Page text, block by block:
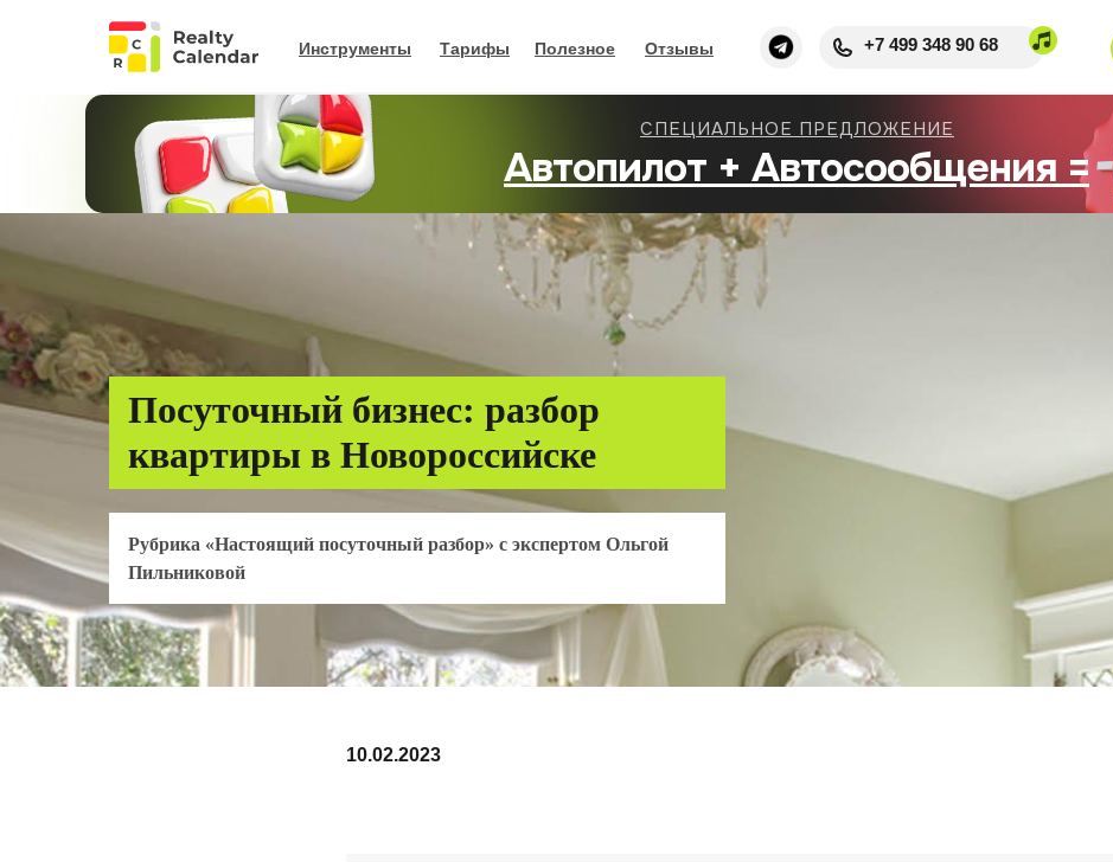
Инструменты Тарифы +7 499 348 90 68
Отзывы
Полезное
Автопилот + Автосообщения =
СПЕЦИАЛЬНОЕ ПРЕДЛОЖЕНИЕ
Посуточный бизнес: разбор
квартиры в Новороссийске
Рубрика «Настоящий посуточный разбор» с экспертом Ольгой
Пильниковой
10.02.2023